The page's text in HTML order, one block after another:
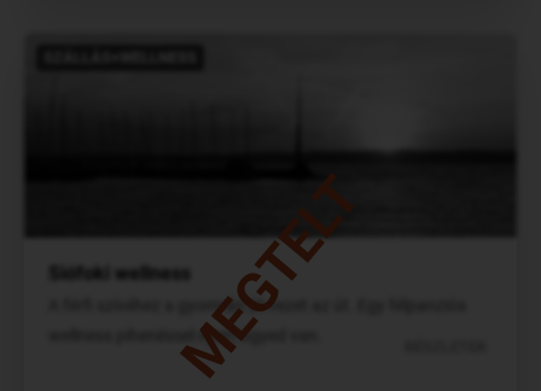
MEGTELT
Siófoki wellness
A férfi szívéhez a gyomrán át vezet az út. Egy félpanziós
wellness pihenéssel nyert ügyed van.